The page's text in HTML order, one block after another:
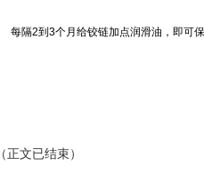
每隔2到3个月给铰链加点润滑油，即可保
（正文已结束）